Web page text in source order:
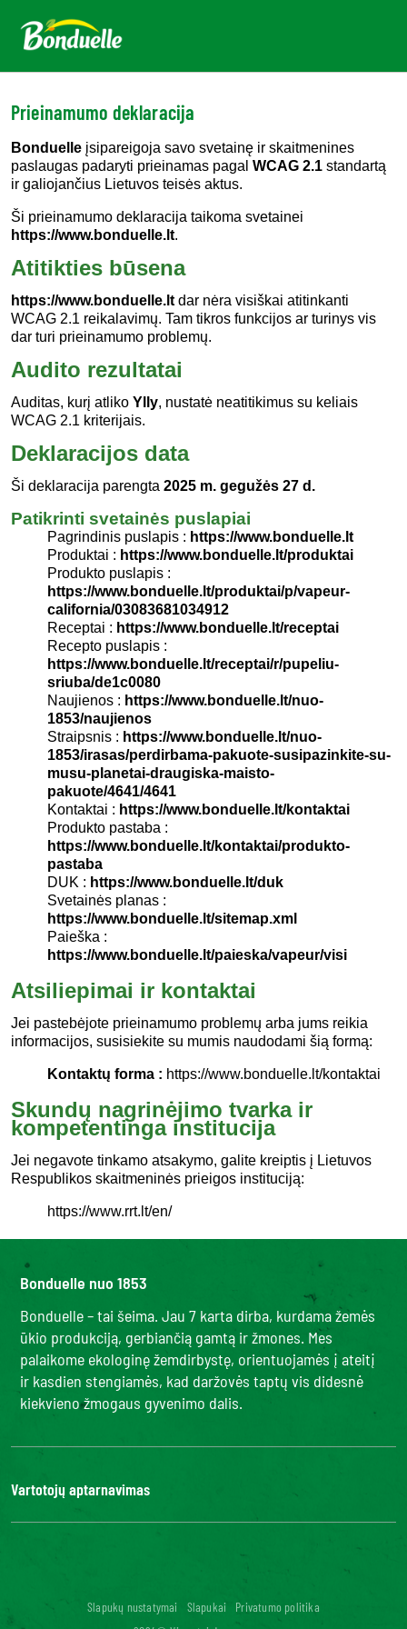
Prieinamumo deklaracija
Bonduelle įsipareigoja savo svetainę ir skaitmenines
paslaugas padaryti prieinamas pagal WCAG 2.1 standartą
ir galiojančius Lietuvos teisės aktus.
Ši prieinamumo deklaracija taikoma svetainei
https://www.bonduelle.lt.
Atitikties būsena
https://www.bonduelle.lt dar nėra visiškai atitinkanti
WCAG 2.1 reikalavimų. Tam tikros funkcijos ar turinys vis
dar turi prieinamumo problemų.
Audito rezultatai
Auditas, kurį atliko Ylly, nustatė neatitikimus su keliais
WCAG 2.1 kriterijais.
Deklaracijos data
Ši deklaracija parengta 2025 m. gegužės 27 d.
Patikrinti svetainės puslapiai
Pagrindinis puslapis : https://www.bonduelle.lt
Produktai : https://www.bonduelle.lt/produktai
Produkto puslapis :
https://www.bonduelle.lt/produktai/p/vapeur-
california/03083681034912
Receptai : https://www.bonduelle.lt/receptai
Recepto puslapis :
https://www.bonduelle.lt/receptai/r/pupeliu-
sriuba/de1c0080
Naujienos : https://www.bonduelle.lt/nuo-
1853/naujienos
Straipsnis : https://www.bonduelle.lt/nuo-
1853/irasas/perdirbama-pakuote-susipazinkite-su-
musu-planetai-draugiska-maisto-
pakuote/4641/4641
Kontaktai : https://www.bonduelle.lt/kontaktai
Produkto pastaba :
https://www.bonduelle.lt/kontaktai/produkto-
pastaba
DUK : https://www.bonduelle.lt/duk
Svetainės planas :
https://www.bonduelle.lt/sitemap.xml
Paieška :
https://www.bonduelle.lt/paieska/vapeur/visi
Atsiliepimai ir kontaktai
Jei pastebėjote prieinamumo problemų arba jums reikia
informacijos, susisiekite su mumis naudodami šią formą:
Kontaktų forma : https://www.bonduelle.lt/kontaktai
Skundų nagrinėjimo tvarka ir
kompetentinga institucija
Jei negavote tinkamo atsakymo, galite kreiptis į Lietuvos
Respublikos skaitmeninės prieigos instituciją:
https://www.rrt.lt/en/
Bonduelle nuo 1853
Bonduelle – tai šeima. Jau 7 karta dirba, kurdama žemės
ūkio produkciją, gerbiančią gamtą ir žmones. Mes
palaikome ekologinę žemdirbystę, orientuojamės į ateitį
ir kasdien stengiamės, kad daržovės taptų vis didesnė
kiekvieno žmogaus gyvenimo dalis.
Vartotojų aptarnavimas
Kontaktai
Slapukų nustatymai Slapukai
Privatumo politika